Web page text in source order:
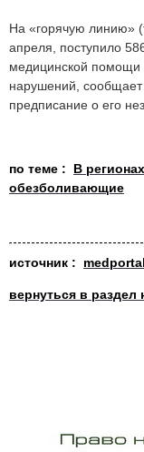
На «горячую линию»
апреля, поступило
медицинской помощи
нарушений,
предписание о его
по теме : В
обезболивающие
источник :
вернуться в раздел